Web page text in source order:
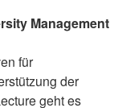
Management
für
der
geht es